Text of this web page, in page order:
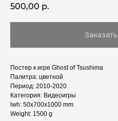
500,00 р.
Заказать
Постер к игре Ghost of Tsushima
Палитра: цветной
Период: 2010-2020
Категория: Видеоигры
lwh: 50x700x1000 mm
Weight: 1500 g